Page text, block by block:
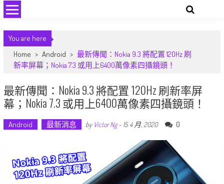
You are here
Home > Android > 最新傳聞：Nokia 9.3 將配置 120Hz 刷
新率屏幕；Nokia 7.3 或用上6400萬像素四攝鏡頭！
最新傳聞：Nokia 9.3 將配置 120Hz 刷新率屏
幕；Nokia 7.3 或用上6400萬像素四攝鏡頭！
Android 最新消息 by Victor Ng- 15 4 月, 2020 0